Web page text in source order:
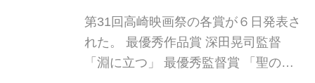
第31回高崎映画祭の各賞が６日発表さ
れた。 最優秀作品賞 深田晃司監督
「淵に立つ」 最優秀監督賞 「聖の青